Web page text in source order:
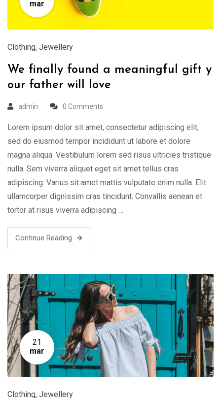
mar
Clothing, Jewellery
We finally found a meaningful gift y
our father will love
admin 0 Comments
Lorem ipsum dolor sit amet, consectetur adipiscing elit,
sed do eiusmod tempor incididunt ut labore et dolore
magna aliqua. Vestibulum lorem sed risus ultricies tristique
nulla. Sem viverra aliquet eget sit amet tellus cras
adipiscing. Varius sit amet mattis vulputate enim nulla. Elit
ullamcorper dignissim cras tincidunt. Convallis aenean et
tortor at risus viverra adipiscing …
Continue Reading
21
mar
Clothing, Jewellery